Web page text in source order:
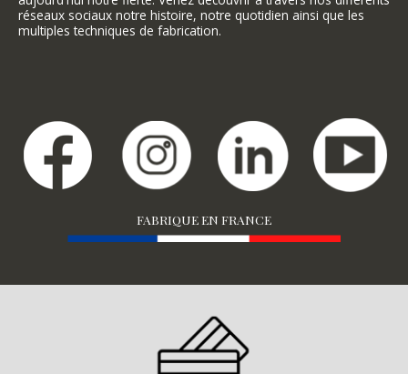
réseaux sociaux notre histoire, notre quotidien ainsi que les
multiples techniques de fabrication.
FABRIQUE EN FRANCE